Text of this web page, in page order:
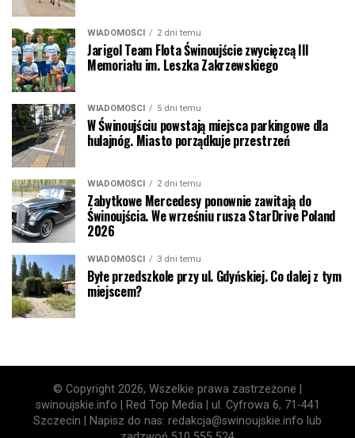
WIADOMOŚCI 2 dni temu
Jarigol Team Flota Świnoujście zwycięzcą III
Memoriału im. Leszka Zakrzewskiego
WIADOMOŚCI 5 dni temu
W Świnoujściu powstają miejsca parkingowe dla
hulajnóg. Miasto porządkuje przestrzeń
WIADOMOŚCI 2 dni temu
Zabytkowe Mercedesy ponownie zawitają do
Świnoujścia. We wrześniu rusza StarDrive Poland
2026
WIADOMOŚCI 3 dni temu
Byłe przedszkole przy ul. Gdyńskiej. Co dalej z tym
miejscem?
© Copyright 2026, Wszelkie prawa zastrzeżone |
swinoujskie.info | Red Top Media | ul. Cyfrowa 6, 71-441
Szczecin | Napisz do nas: redakcja@swinoujskie.info lub